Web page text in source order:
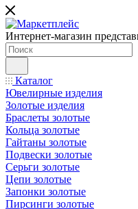
Интернет-магазин
Каталог
Ювелирные изделия
Золотые изделия
Браслеты золотые
Кольца золотые
Гайтаны золотые
Подвески золотые
Серьги золотые
Цепи золотые
Запонки золотые
Пирсинги золотые